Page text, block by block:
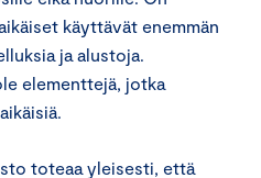
käyttävät enemmän
ja alustoja.
elementtejä, jotka
toteaa yleisesti, että